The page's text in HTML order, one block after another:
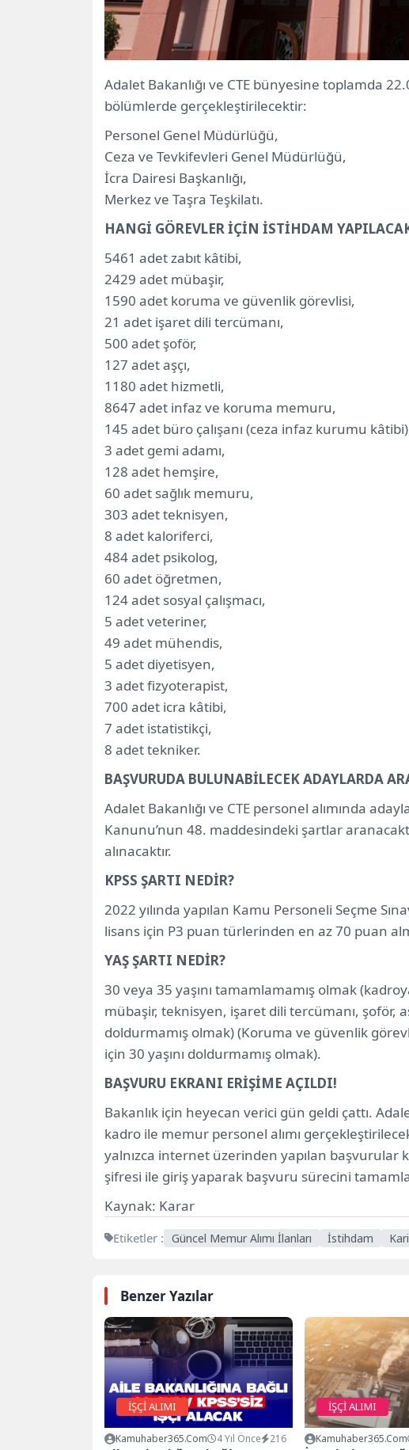
Adalet Bakanlığı ve CTE bünyesine toplamda
bölümlerde gerçekleştirilecektir:
Personel Genel Müdürlüğü,
Ceza ve Tevkifevleri Genel Müdürlüğü,
İcra Dairesi Başkanlığı,
Merkez ve Taşra Teşkilatı.
HANGİ GÖREVLER İÇİN İSTİHDAM
5461 adet zabıt kâtibi,
2429 adet mübaşir,
1590 adet koruma ve güvenlik görevlisi,
21 adet işaret dili tercümanı,
500 adet şoför,
127 adet aşçı,
1180 adet hizmetli,
8647 adet infaz ve koruma memuru,
145 adet büro çalışanı (ceza infaz kurumu
3 adet gemi adamı,
128 adet hemşire,
60 adet sağlık memuru,
303 adet teknisyen,
8 adet kaloriferci,
484 adet psikolog,
60 adet öğretmen,
124 adet sosyal çalışmacı,
5 adet veteriner,
49 adet mühendis,
5 adet diyetisyen,
3 adet fizyoterapist,
700 adet icra kâtibi,
7 adet istatistikçi,
8 adet tekniker.
BAŞVURUDA BULUNABİLECEK ADAYLARDA
Adalet Bakanlığı ve CTE personel alımında
Kanunu’nun 48. maddesindeki şartlar
alınacaktır.
KPSS ŞARTI NEDİR?
2022 yılında yapılan Kamu Personeli Seçme
lisans için P3 puan türlerinden en az 70 puan
YAŞ ŞARTI NEDİR?
30 veya 35 yaşını tamamlamamış olmak
mübaşir, teknisyen, işaret dili tercümanı, şoför,
doldurmamış olmak) (Koruma ve güvenlik
için 30 yaşını doldurmamış olmak).
BAŞVURU EKRANI ERİŞİME AÇILDI!
Bakanlık için heyecan verici gün geldi çattı.
kadro ile memur personel alımı
yalnızca internet üzerinden yapılan başvurular
şifresi ile giriş yaparak başvuru sürecini
Kaynak: Karar
Etiketler : Güncel Memur Alımı İlanları İstihdam
Benzer Yazılar
İŞÇİ ALIMI
Kamuhaber365.com 4 Yıl Önce 216
İŞÇİ ALIMI
Kamuhaber365.com